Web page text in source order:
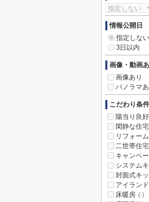
情報公開日
指定しない
3日以内
画像・動画
画像あり
パノラマあ
こだわり条件
陽当り良好
閑静な住
リフォー
二世帯住宅
キャンペ
システム
対面式キ
アイラン
床暖房 (-)